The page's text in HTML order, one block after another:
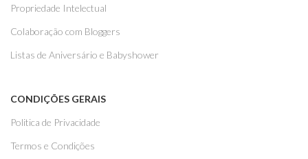
Propriedade Intelectual
Colaboração com Bloggers
Listas de Aniversário e Babyshower
CONDIÇÕES GERAIS
Politica de Privacidade
Termos e Condições